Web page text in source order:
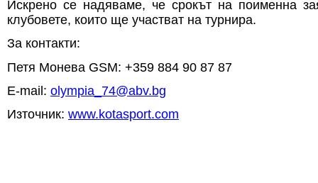
Искрено се надяваме, че срокът на поименна
клубовете, които ще участват на турнира.
За контакти:
Петя Монева GSM: +359 884 90 87 87
E-mail: olympia_74@abv.bg
Източник: www.kotasport.com